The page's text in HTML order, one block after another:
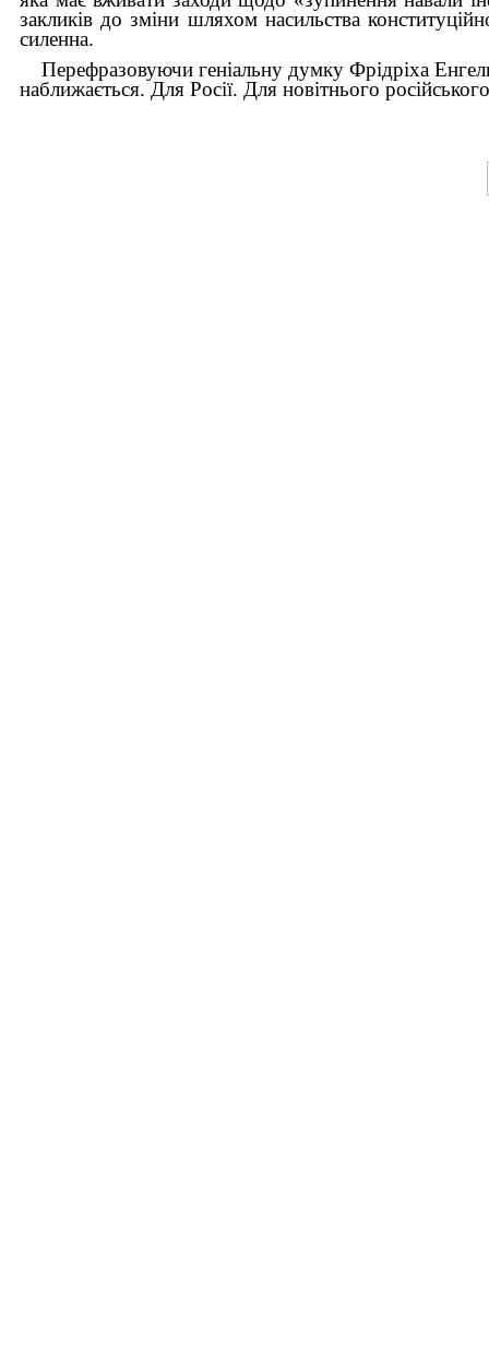
закликів до зміни шляхом насильства
силенна.
Перефразовуючи геніальну думку Фрідріха
наближається. Для Росії. Для новітнього